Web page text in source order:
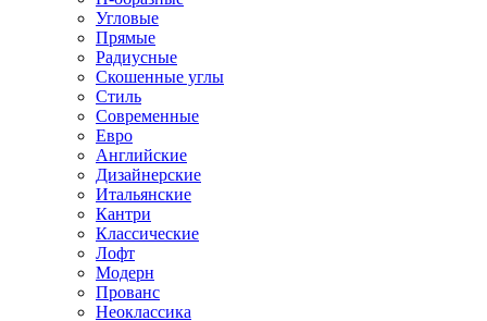
Угловые
Прямые
Радиусные
Скошенные углы
Стиль
Современные
Евро
Английские
Дизайнерские
Итальянские
Кантри
Классические
Лофт
Модерн
Прованс
Неоклассика